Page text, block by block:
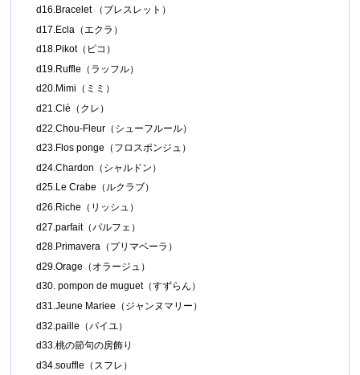
d16.Bracelet （ブレスレット）
d17.Ecla（エクラ）
d18.Pikot（ピコ）
d19.Ruffle（ラッフル）
d20.Mimi（ミミ）
d21.Clé（クレ）
d22.Chou-Fleur（シューフルール）
d23.Flos ponge（フロスポンジュ）
d24.Chardon（シャルドン）
d25.Le Crabe（ルクラブ）
d26.Riche（リッシュ）
d27.parfait（パルフェ）
d28.Primavera（プリマベーラ）
d29.Orage（オラージュ）
d30. pompon de muguet（すずらん）
d31.Jeune Mariee（ジャンヌマリー）
d32.paille（パイユ）
d33.桃の節句の房飾り
d34.souffle（スフレ）